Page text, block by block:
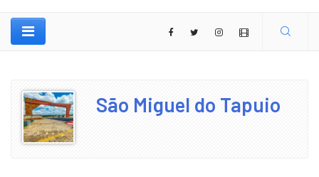
São Miguel do Tapuio